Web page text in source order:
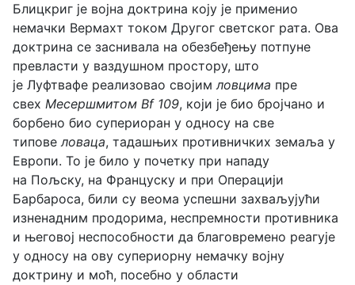
Блицкриг је војна доктрина коју је применио
немачки Вермахт током Другог светског рата. Ова
доктрина се заснивала на обезбеђењу потпуне
превласти у ваздушном простору, што
је Луфтвафе реализовао својимловцима пре
свех Месершмитом Bf 109, који је био бројчано и
борбено био супериоран у односу на све
типовеловаца, тадашњих противничких земаља у
Европи. То је било у почетку при нападу
на Пољску, на Француску и при Операцији
Барбароса, били су веома успешни захваљујући
изненадним продорима, неспремности противника
и његовој неспособности да благовремено реагује
у односу на ову супериорну немачку војну
доктрину и моћ, посебно у области